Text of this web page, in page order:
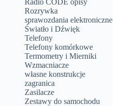
Radio CODE opisy
Rozrywka
sprawozdania elektroniczne
Światło i Dźwięk
Telefony
Telefony komórkowe
Termometry i Mierniki
Wzmacniacze
własne konstrukcje
zagranica
Zasilacze
Zestawy do samochodu